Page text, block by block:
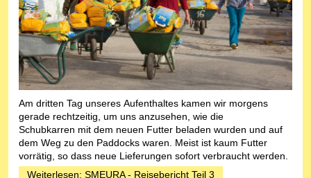
Am dritten Tag unseres Aufenthaltes kamen wir morgens
gerade rechtzeitig, um uns anzusehen, wie die
Schubkarren mit dem neuen Futter beladen wurden und auf
dem Weg zu den Paddocks waren. Meist ist kaum Futter
vorrätig, so dass neue Lieferungen sofort verbraucht werden.
Weiterlesen: SMEURA - Reisebericht Teil 3